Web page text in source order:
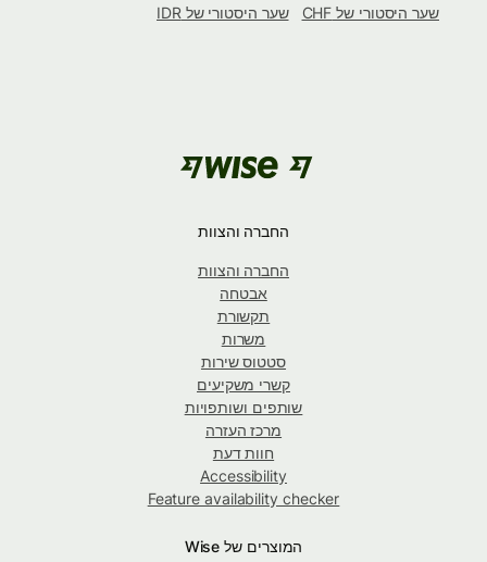
שער היסטורי של CHF
שער היסטורי של IDR
החברה והצוות
החברה והצוות
אבטחה
תקשורת
משרות
סטטוס שירות
קשרי משקיעים
שותפים ושותפויות
מרכז העזרה
חוות דעת
Accessibility
Feature availability checker
המוצרים של Wise